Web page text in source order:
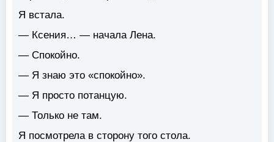
Я встала.
— Ксения… — начала Лена.
— Спокойно.
— Я знаю это «спокойно».
— Я просто потанцую.
— Только не там.
Я посмотрела в сторону того стола.